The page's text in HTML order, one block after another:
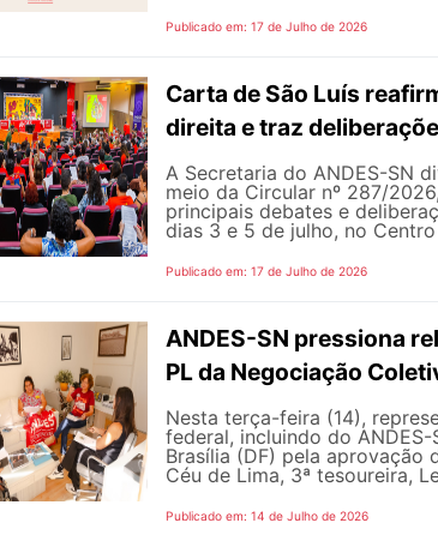
Publicado em: 17 de Julho de 2026
Carta de São Luís
direita e traz
A Secretaria do ANDES-SN
meio da Circular nº 287/
principais debates e
dias 3 e 5 de julho, no
Publicado em: 17 de Julho de 2026
ANDES-SN pressiona
PL da Negociação
Nesta terça-feira (14),
federal, incluindo do
Brasília (DF) pela aprovação
Céu de Lima, 3ª tesoureira,
Publicado em: 14 de Julho de 2026